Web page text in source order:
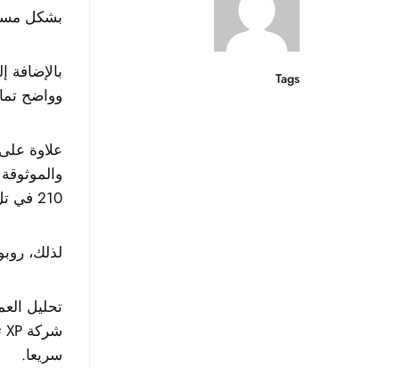
Tags
بشكل
بالإضافة
وواضح
علاوة
210 في تل أبيب، والذي يوفر أجهزة XP و NOKTA و QUEST و GARRETT.
لذلك،
تحليل
سريعا.